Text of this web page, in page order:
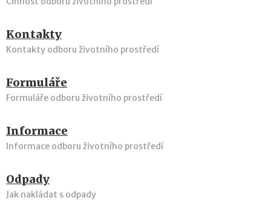
Kontakty
Kontakty odboru životního prostředí
Formuláře
Formuláře odboru životního prostředí
Informace
Informace odboru životního prostředí
Odpady
Jak nakládat s odpady